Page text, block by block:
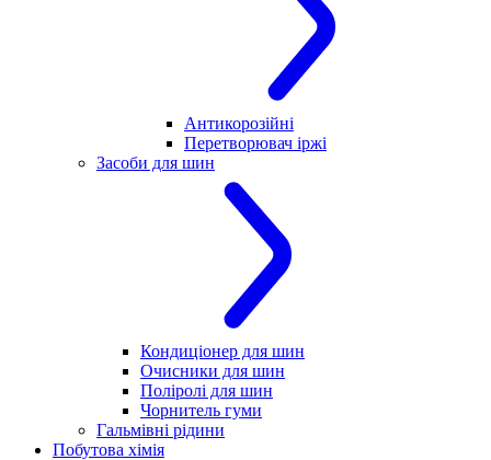
Антикорозійні
Перетворювач іржі
Засоби для шин
Кондиціонер для шин
Очисники для шин
Поліролі для шин
Чорнитель гуми
Гальмівні рідини
Побутова хімія